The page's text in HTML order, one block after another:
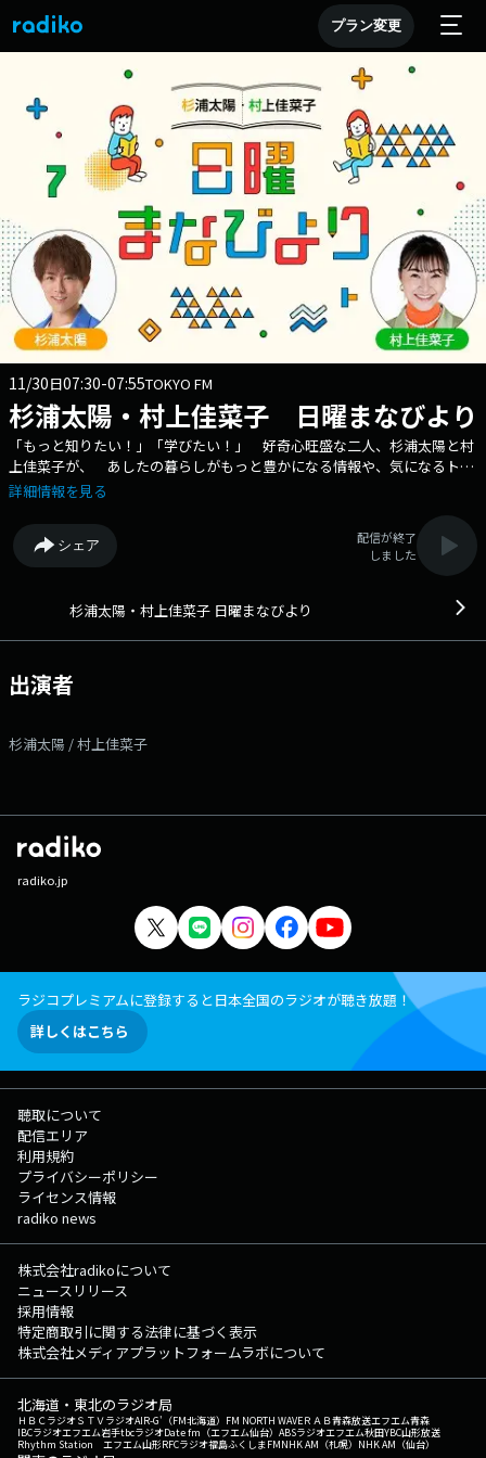
プラン変更
11/30日07:30-07:55TOKYO FM
杉浦太陽・村上佳菜子 日曜まなびより
「もっと知りたい！」「学びたい！」 好奇心旺盛な二人、杉浦太陽と村
上佳菜子が、 あしたの暮らしがもっと豊かになる情報や、気になるトピ
ックを紐解いて、 誰もが今よりちょっと成長することを目指す学びのプ
シーズンは例年より早いペースで増加傾向... ノロウイルス対策の4原則な
ど学びます。 番組Webサイト：https://www.tfm.co.jp/manabiyori/
メッセージフォーム：https://www.tfm.co.jp/f/manabiyori/message
詳細情報を見る
シェア
配信が終了
しました
杉浦太陽・村上佳菜子 日曜まなびより
出演者
杉浦太陽 / 村上佳菜子
radiko.jp
ラジコプレミアムに登録すると日本全国のラジオが聴き放題！
詳しくはこちら
聴取について
配信エリア
利用規約
プライバシーポリシー
ライセンス情報
radiko news
株式会社radikoについて
ニュースリリース
採用情報
特定商取引に関する法律に基づく表示
株式会社メディアプラットフォームラボについて
北海道・東北のラジオ局
ＨＢＣラジオＳＴＶラジオAIR-G'（FM北海道） FM NORTH WAVEＲＡＢ青森放送エフエム青森
IBCラジオエフエム岩手tbcラジオDate fm（エフエム仙台） ABSラジオエフエム秋田YBC山形放送
Rhythm Station エフエム山形RFCラジオ福島ふくしまFMNHK AM（札幌） NHK AM（仙台）